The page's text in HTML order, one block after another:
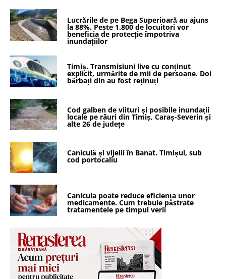
Lucrările de pe Bega Superioară au ajuns
la 88%. Peste 1.800 de locuitori vor
beneficia de protecție împotriva
inundațiilor
Timiș. Transmisiuni live cu conținut
explicit, urmărite de mii de persoane. Doi
bărbați din au fost reținuți
Cod galben de viituri și posibile inundații
locale pe râuri din Timiș, Caraș-Severin și
alte 26 de județe
Caniculă și vijelii în Banat. Timișul, sub
cod portocaliu
Canicula poate reduce eficiența unor
medicamente. Cum trebuie păstrate
tratamentele pe timpul verii